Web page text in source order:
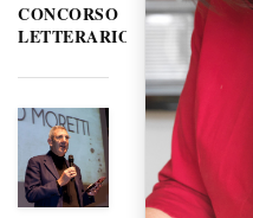
CONCORSO
LETTERARIO